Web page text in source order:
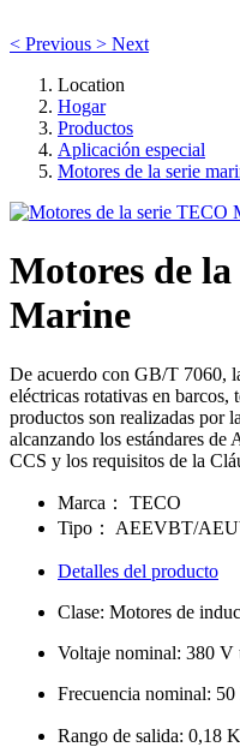
< Previous > Next
Location
Hogar
Productos
Aplicación especial
Motores de la serie
Motores de
Marine
De acuerdo con GB/T 7060,
eléctricas rotativas en barcos,
productos son realizadas por
alcanzando los estándares
CCS y los requisitos de la
Marca ：
TECO
Tipo ： AEEVBT/
Detalles del producto
Clase: Motores de
Voltaje nominal: 380 V
Frecuencia nominal:
Rango de salida: 0,18